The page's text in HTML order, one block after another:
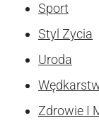
Sport
Styl Zycia
Uroda
Zdrowie I